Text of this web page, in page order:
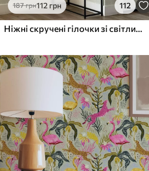
187грн112 грн 112
Ніжні скручені гілочки зі світлим листям